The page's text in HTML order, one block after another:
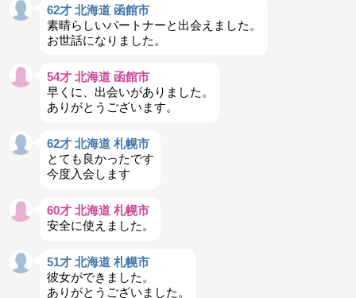
62才 北海道 函館市
素晴らしいパートナーと出会えました。
お世話になりました。
54才 北海道 函館市
早くに、出会いがありました。
ありがとうございます。
62才 北海道 札幌市
とても良かったです
今度入会します
60才 北海道 札幌市
安全に使えました。
51才 北海道 札幌市
彼女ができました。
ありがとうございました。